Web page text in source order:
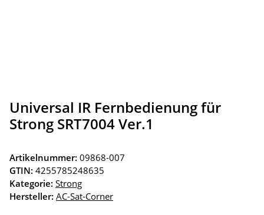
Universal IR Fernbedienung für
Strong SRT7004 Ver.1
Artikelnummer: 09868-007
GTIN: 4255785248635
Kategorie: Strong
Hersteller: AC-Sat-Corner